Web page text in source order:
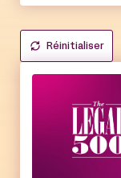
Réinitialiser